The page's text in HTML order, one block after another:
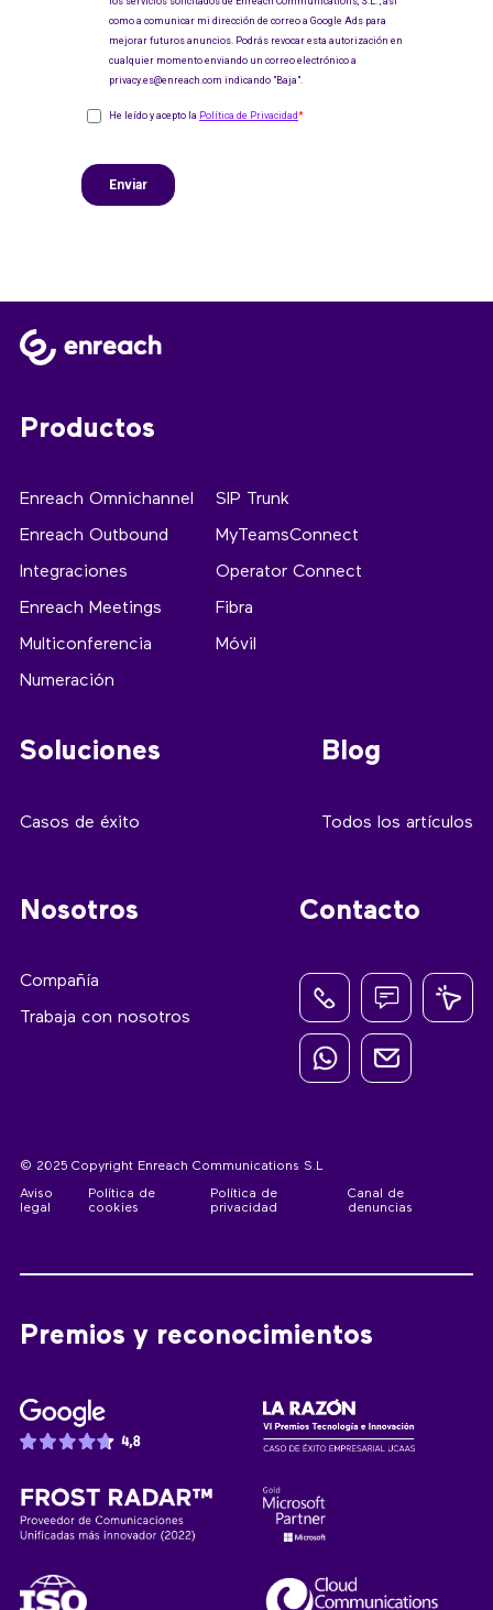
Productos
Enreach Omnichannel
Enreach Outbound
Integraciones
Enreach Meetings
Multiconferencia
Numeración
SIP Trunk
MyTeamsConnect
Operator Connect
Fibra
Móvil
Soluciones
Casos de éxito
Blog
Todos los artículos
Nosotros
Compañía
Trabaja con nosotros
Contacto
© 2025 Copyright Enreach Communications S.L
Aviso
legal
Política de
cookies
Política de
privacidad
Canal de
denuncias
Premios y reconocimientos